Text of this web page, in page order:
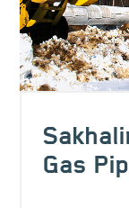
Gas